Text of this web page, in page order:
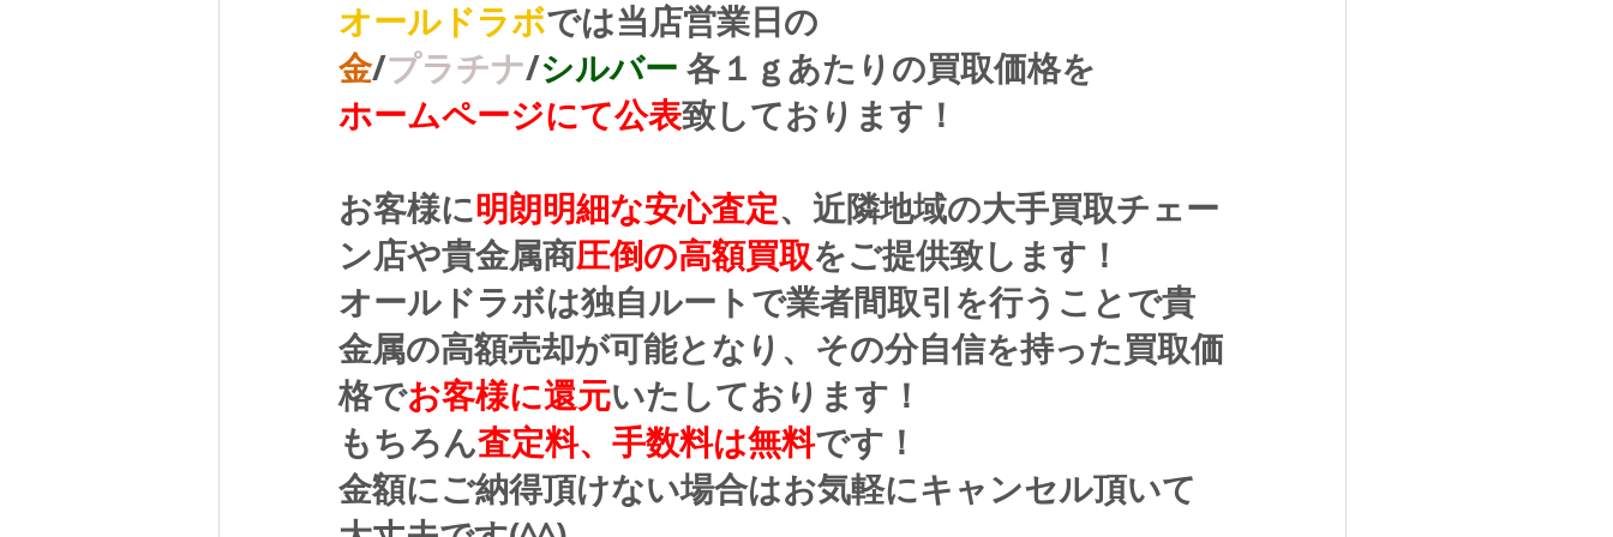
オールドラボでは当店営業日の
金/プラチナ/シルバー 各１ｇあたりの買取価格を
ホームページにて公表致しております！
お客様に明朗明細な安心査定、近隣地域の大手買取チェー
ン店や貴金属商圧倒の高額買取をご提供致します！
オールドラボは独自ルートで業者間取引を行うことで貴
金属の高額売却が可能となり、その分自信を持った買取価
格でお客様に還元いたしております！
もちろん査定料、手数料は無料です！
金額にご納得頂けない場合はお気軽にキャンセル頂いて